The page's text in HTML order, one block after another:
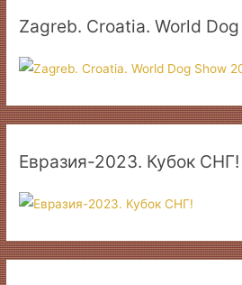
Zagreb. Croatia. World
Евразия-2023. Кубок СНГ!